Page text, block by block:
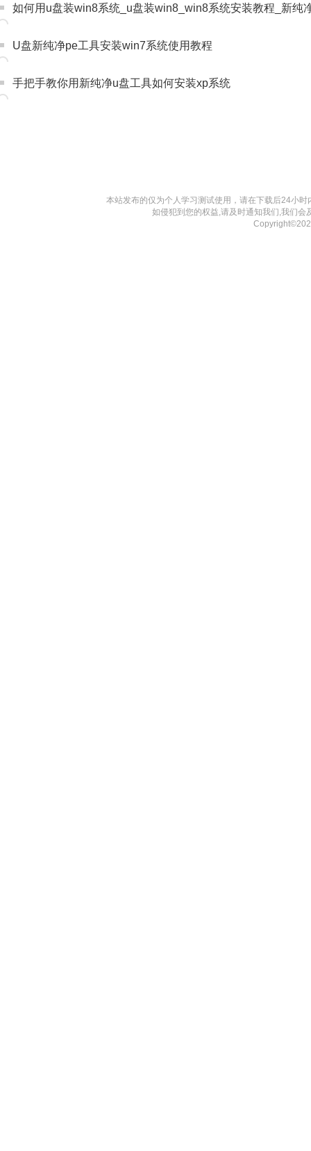
如何用u盘装win8系统_u盘装win8_win8系统安装教程_新纯
U盘新纯净pe工具安装win7系统使用教程
手把手教你用新纯净u盘工具如何安装xp系统
本站发布的仅为个人学习测试使用，请在下载后24小
如侵犯到您的权益,请及时通知我们,我们